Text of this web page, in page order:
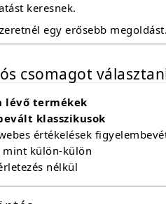
keresnek.
egy erősebb megoldást.
csomagot
lévő termékek
klasszikusok
értékelések
mint külön-külön
nélkül